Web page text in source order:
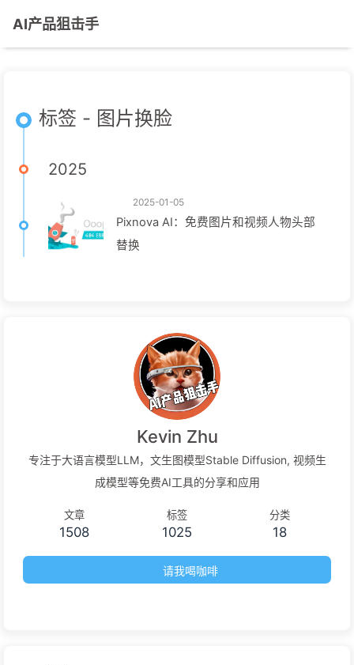
AI产品狙击手
标签 - 图片换脸
2025
2025-01-05
Pixnova AI：免费图片和视频人物头部
替换
Kevin Zhu
专注于大语言模型LLM，文生图模型Stable Diffusion, 视频生
成模型等免费AI工具的分享和应用
文章
1508
标签
1025
分类
18
请我喝咖啡